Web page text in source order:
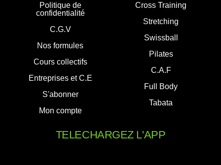
Politique de
confidentialité
C.G.V
Nos formules
Cours collectifs
Entreprises et C.E
S'abonner
Mon compte
Cross Training
Stretching
Swissball
Pilates
C.A.F
Full Body
Tabata
TELECHARGEZ L'APP